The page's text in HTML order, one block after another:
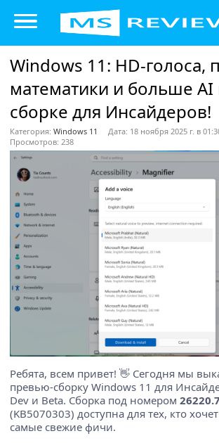
Windows 11: HD-голоса,
математики и больше AI
сборке для Инсайдеров!
Категория: Windows 11
Дата: 18 ноября 2025 г. в
Просмотров: 238
Ребята, всем привет! 👋 Сегодня мы
превью-сборку Windows 11 для
Dev и Beta. Сборка под номером
(KB5070303) доступна для тех, кто
самые свежие фичи.